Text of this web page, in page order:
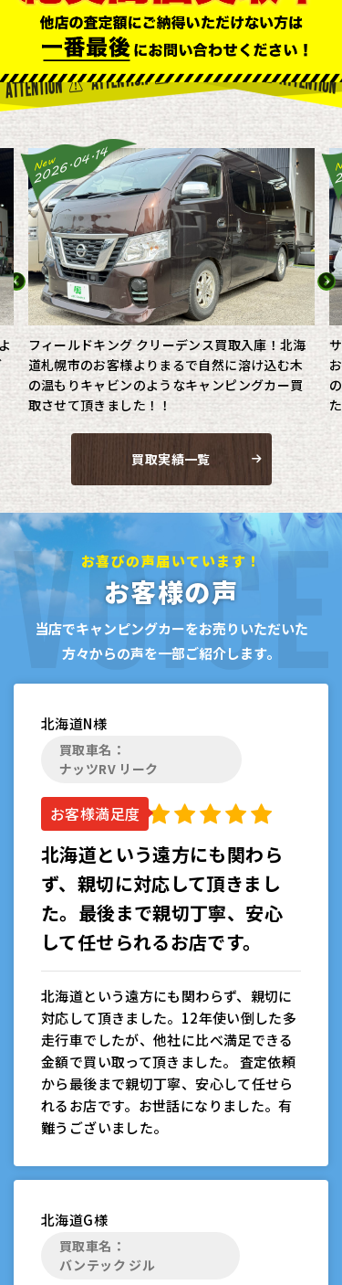
New
2026.04.14
フィールドキング クリーデンス買取入庫！北海
道札幌市のお客様よりまるで自然に溶け込む木
の温もりキャビンのようなキャンピングカー買
取させて頂きました！！
買取実績一覧
お喜びの声届いています！
お客様の声
当店でキャンピングカーをお売りいただいた
方々からの声を一部ご紹介します。
北海道N様
買取車名：
ナッツRV リーク
お客様満足度
北海道という遠方にも関わら
ず、親切に対応して頂きまし
た。最後まで親切丁寧、安心
して任せられるお店です。
北海道という遠方にも関わらず、親切に
対応して頂きました。12年使い倒した多
走行車でしたが、他社に比べ満足できる
金額で買い取って頂きました。 査定依頼
から最後まで親切丁寧、安心して任せら
れるお店です。お世話になりました。有
難うございました。
北海道G様
買取車名：
バンテック ジル